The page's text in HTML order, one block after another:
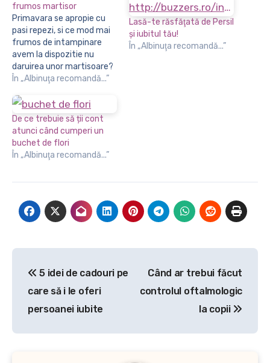
frumos martisor
Primavara se apropie cu
pasi repezi, si ce mod mai
frumos de intampinare
avem la dispozitie nu
daruirea unor martisoare?
Obiceiul este unui extrem
În „Albinuţa recomandă...”
Lasă-te răsfăţată de Persil
şi iubitul tău!
În „Albinuţa recomandă...”
De ce trebuie să ții cont
atunci când cumperi un
buchet de flori
În „Albinuţa recomandă...”
articole
5 idei de cadouri pe
care să i le oferi
persoanei iubite
Când ar trebui făcut
controlul oftalmologic
la copii